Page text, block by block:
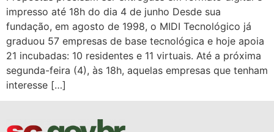
impresso até 18h do dia 4 de junho Desde sua
fundação, em agosto de 1998, o MIDI Tecnológico já
graduou 57 empresas de base tecnológica e hoje apoia
21 incubadas: 10 residentes e 11 virtuais. Até a próxima
segunda-feira (4), às 18h, aquelas empresas que tenham
interesse […]